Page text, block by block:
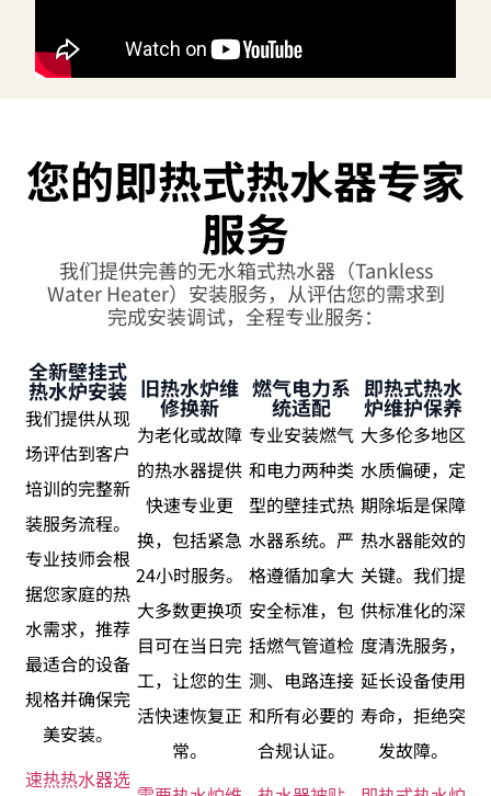
您的即热式热水器专家
服务
我们提供完善的无水箱式热水器（Tankless
Water Heater）安装服务，从评估您的需求到
完成安装调试，全程专业服务：
全新壁挂式
热水炉安装
我们提供从现
场评估到客户
培训的完整新
装服务流程。
专业技师会根
据您家庭的热
水需求，推荐
最适合的设备
规格并确保完
美安装。
速热热水器选
旧热水炉维
修换新
为老化或故障
的热水器提供
快速专业更
换，包括紧急
24小时服务。
大多数更换项
目可在当日完
工，让您的生
活快速恢复正
常。
燃气电力系
统适配
专业安装燃气
和电力两种类
型的壁挂式热
水器系统。严
格遵循加拿大
安全标准，包
括燃气管道检
测、电路连接
和所有必要的
合规认证。
即热式热水
炉维护保养
大多伦多地区
水质偏硬，定
期除垢是保障
热水器能效的
关键。我们提
供标准化的深
度清洗服务，
延长设备使用
寿命，拒绝突
发故障。